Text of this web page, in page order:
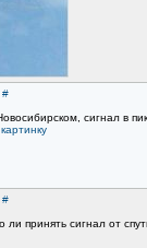
#
сигнал в
#
ли принять сигнал от